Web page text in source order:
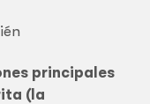
principales
(la